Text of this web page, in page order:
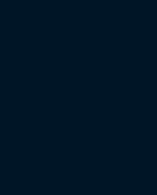
length에 리스트 fruits의